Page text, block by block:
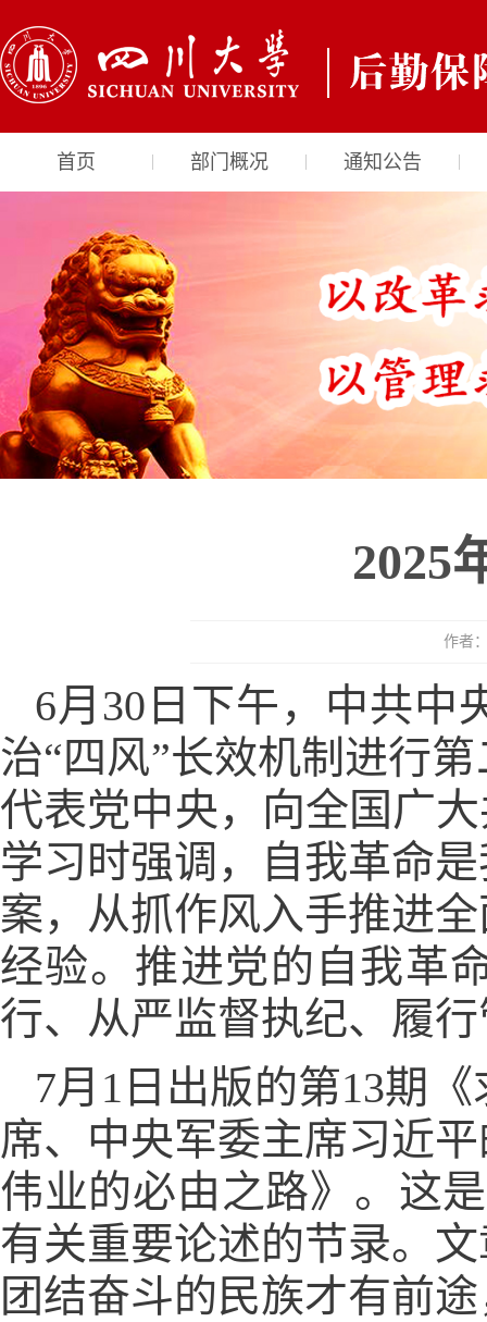
首页 部门概况 通知公告
2025
作者
6月30日下午，中共中
治“四风”长效机制进行
代表党中央，向全国广
学习时强调，自我革命
案，从抓作风入手推进
经验。推进党的自我革
行、从严监督执纪、履
7月1日出版的第13期
席、中央军委主席习近
伟业的必由之路》。这
有关重要论述的节录。
团结奋斗的民族才有前